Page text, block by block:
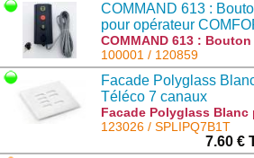
COMMAND 613 :
pour opérateur
remplace le 85075
COMMAND 613 :
opérateur COMFORT &
remplace le 85075 :
100001 / 120859
Facade Polyglass
Téléco 7 canaux
Facade Polyglass Blanc
Téléco 7 canaux :
123026 / SPLIPQ7B1T
7.60 €